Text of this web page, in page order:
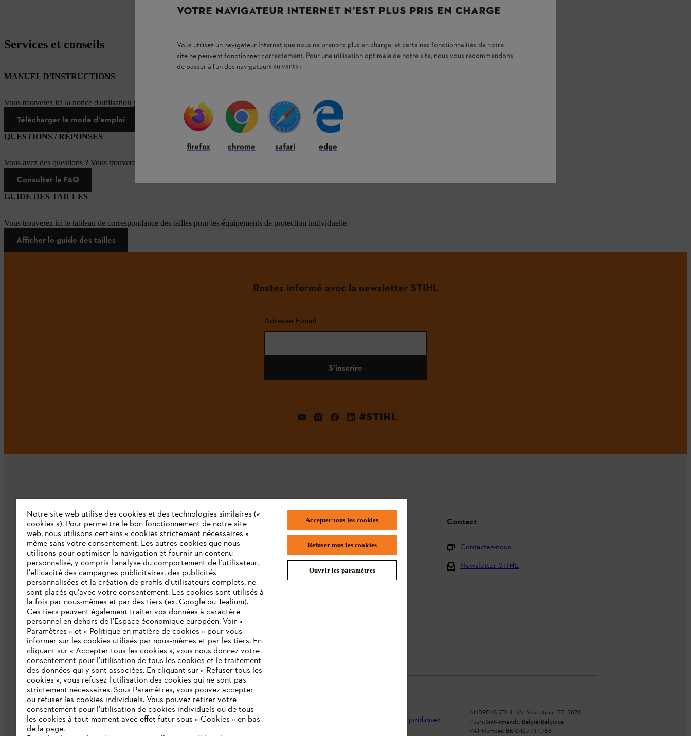
Services et conseils
MANUEL D'INSTRUCTIONS
Vous trouverez ici la notice d'utilisation pour ce produit STIHL
Télécharger le mode d'emploi
QUESTIONS / RÉPONSES
Vous avez des questions ? Vous trouverez ici les réponses aux questions les plus fréquemment posées
Consulter la FAQ
GUIDE DES TAILLES
Vous trouverez ici le tableau de correspondance des tailles pour les équipements de protection individuelle
Afficher le guide des tailles
Restez informé avec la newsletter STIHL
Adresse E-mail
S'inscrire
#STIHL
L'Entreprise
Qui sommes-nous ?
Presse
Emploi
Ligne Intégrité STIHL
Développement durable
Catalogue
STIHL FAQ
L'enregistrement des produits
L'Assortiment
Contact
Contactez-nous
Newsletter STIHL
Politique de protection des données Mentions légales Informations juridiques
ANDREAS STIHL NV, Veurtstraat 117, 2870
Puurs-Sint-Amands, België/Belgique
VAT Number: BE 0427.714.768
VOTRE NAVIGATEUR INTERNET N'EST PLUS PRIS EN CHARGE
Vous utilisez un navigateur Internet que nous ne prenons plus en charge, et certaines fonctionnalités de notre
site ne peuvent fonctionner correctement. Pour une utilisation optimale de notre site, nous vous recommandons
de passer à l'un des navigateurs suivants :
firefox chrome safari edge
Notre site web utilise des cookies et des technologies similaires («
cookies »). Pour permettre le bon fonctionnement de notre site
web, nous utilisons certains « cookies strictement nécessaires »
même sans votre consentement. Les autres cookies que nous
utilisons pour optimiser la navigation et fournir un contenu
personnalisé, y compris l'analyse du comportement de l'utilisateur,
l'efficacité des campagnes publicitaires, des publicités
personnalisées et la création de profils d'utilisateurs complets, ne
sont placés qu'avec votre consentement. Les cookies sont utilisés à
la fois par nous-mêmes et par des tiers (ex. Google ou Tealium).
Ces tiers peuvent également traiter vos données à caractère
personnel en dehors de l’Espace économique européen. Voir «
Paramètres » et « Politique en matière de cookies » pour vous
informer sur les cookies utilisés par nous-mêmes et par les tiers. En
cliquant sur « Accepter tous les cookies », vous nous donnez votre
consentement pour l’utilisation de tous les cookies et le traitement
des données qui y sont associées. En cliquant sur « Refuser tous les
cookies », vous refusez l'utilisation des cookies qui ne sont pas
strictement nécessaires. Sous Paramètres, vous pouvez accepter
ou refuser les cookies individuels. Vous pouvez retirer votre
consentement pour l’utilisation de cookies individuels ou de tous
les cookies à tout moment avec effet futur sous « Cookies » en bas
de la page.
Accepter tous les cookies
Refuser tous les cookies
Ouvrir les paramètres